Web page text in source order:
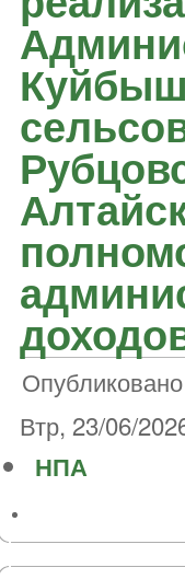
Втр, 23/06/
НПА